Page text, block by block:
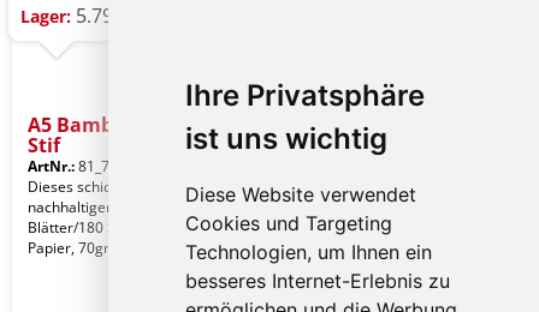
Ihre Privatsphäre
ist uns wichtig
Diese Website verwendet
Cookies und Targeting
Technologien, um Ihnen ein
besseres Internet-Erlebnis zu
Lager: 5.794 St.
A5 Bambus Notizbuch &
Stif
ArtNr.:81_772159
Dieses schicke Notizbuch aus
nachhaltigem Bambus hat 90
Blätter/180 Seiten aus recyceltem
Papier, 70gr/m². Der Bambusst